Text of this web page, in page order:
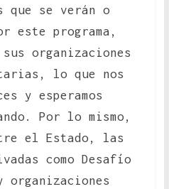
que se verán o
este programa,
organizaciones
lo que nos
y esperamos
Por lo mismo,
el Estado, las
como Desafío
organizaciones